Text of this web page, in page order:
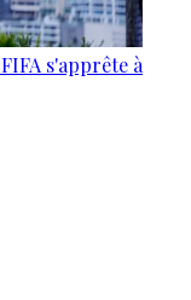
s'apprête à